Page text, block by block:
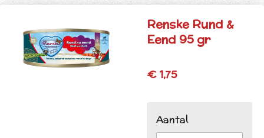
Renske Rund &
Eend 95 gr
€ 1,75
Aantal